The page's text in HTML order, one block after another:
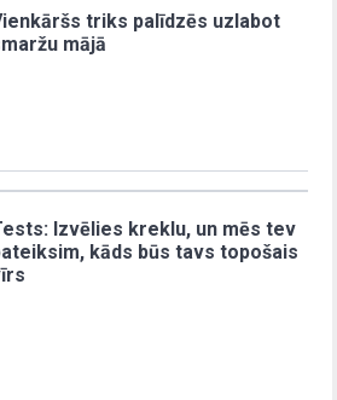
triks palīdzēs uzlabot
mājā
Izvēlies kreklu, un mēs tev
kāds būs tavs topošais